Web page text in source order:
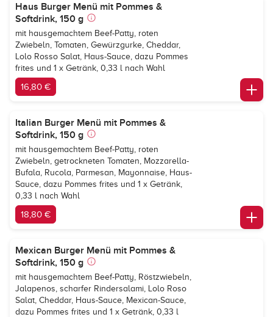
Haus Burger Menü mit Pommes &
Softdrink, 150 g
mit hausgemachtem Beef-Patty, roten
Zwiebeln, Tomaten, Gewürzgurke, Cheddar,
Lolo Rosso Salat, Haus-Sauce, dazu Pommes
frites und 1 x Getränk, 0,33 l nach Wahl
16,80 €
Italian Burger Menü mit Pommes &
Softdrink, 150 g
mit hausgemachtem Beef-Patty, roten
Zwiebeln, getrockneten Tomaten, Mozzarella-
Bufala, Rucola, Parmesan, Mayonnaise, Haus-
Sauce, dazu Pommes frites und 1 x Getränk,
0,33 l nach Wahl
18,80 €
Mexican Burger Menü mit Pommes &
Softdrink, 150 g
mit hausgemachtem Beef-Patty, Röstzwiebeln,
Jalapenos, scharfer Rindersalami, Lolo Roso
Salat, Cheddar, Haus-Sauce, Mexican-Sauce,
dazu Pommes frites und 1 x Getränk, 0,33 l